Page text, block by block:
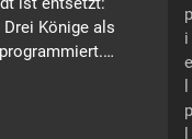
Könige als
p
i
e
p